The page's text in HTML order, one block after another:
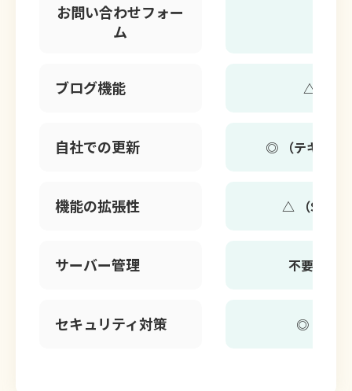
お問い合わせフォー
ム
ブログ機能 △ （簡
自社での更新 ◎ （テキスト
機能の拡張性 △ （Studio
サーバー管理 不要 （
セキュリティ対策 ◎（